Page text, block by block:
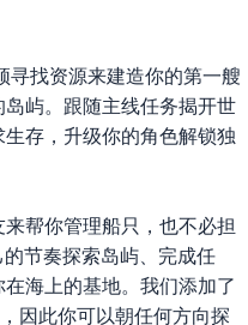
找资源来建造你的第一艘
屿。跟随主线任务揭开世
存，升级你的角色解锁独
帮你管理船只，也不必担
节奏探索岛屿、完成任
海上的基地。我们添加了
因此你可以朝任何方向探